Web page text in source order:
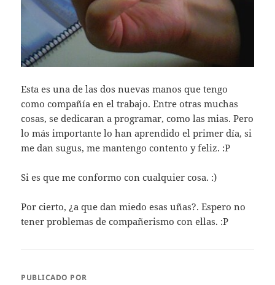
Esta es una de las dos nuevas manos que tengo
como compañí­a en el trabajo. Entre otras muchas
cosas, se dedicaran a programar, como las mias. Pero
lo más importante lo han aprendido el primer dí­a, si
me dan sugus, me mantengo contento y feliz. :P
Si es que me conformo con cualquier cosa. :)
Por cierto, ¿a que dan miedo esas uñas?. Espero no
tener problemas de compañerismo con ellas. :P
PUBLICADO POR